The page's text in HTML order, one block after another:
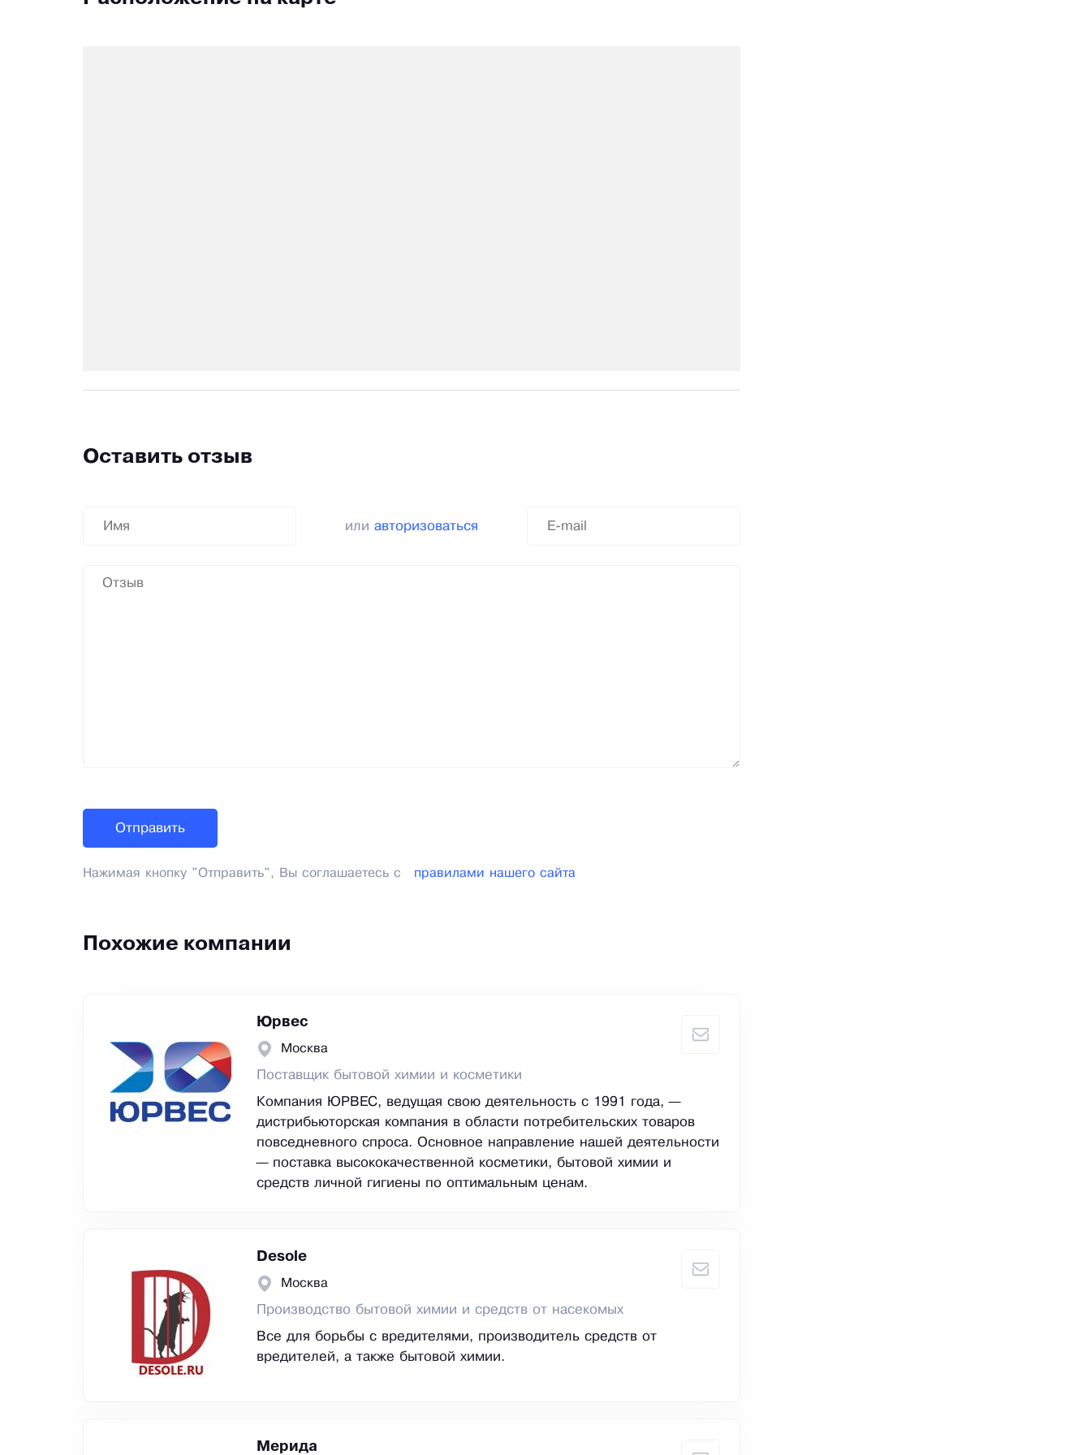
Оставить отзыв
или авторизоваться
Нажимая кнопку "Отправить", Вы соглашаетесь с правилами нашего сайта
Похожие компании
Юрвес
Москва
Поставщик бытовой химии и косметики
Компания ЮРВЕС, ведущая свою деятельность с 1991 года, —
дистрибьюторская компания в области потребительских товаров
повседневного спроса. Основное направление нашей деятельности
— поставка высококачественной косметики, бытовой химии и
средств личной гигиены по оптимальным ценам.
Desole
Москва
Производство бытовой химии и средств от насекомых
Все для борьбы с вредителями, производитель средств от
вредителей, а также бытовой химии.
Мерида